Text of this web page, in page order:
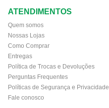
ATENDIMENTOS
Quem somos
Nossas Lojas
Como Comprar
Entregas
Política de Trocas e Devoluções
Perguntas Frequentes
Políticas de Segurança e Privacidade
Fale conosco